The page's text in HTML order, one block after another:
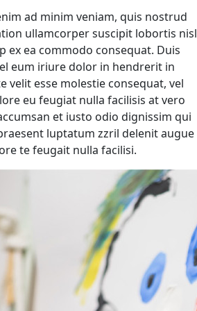
ad minim veniam, quis nostrud
ullamcorper suscipit lobortis nisl
ex ea commodo consequat. Duis
eum iriure dolor in hendrerit in
velit esse molestie consequat, vel
eu feugiat nulla facilisis at vero
et iusto odio dignissim qui
luptatum zzril delenit augue
te feugait nulla facilisi.